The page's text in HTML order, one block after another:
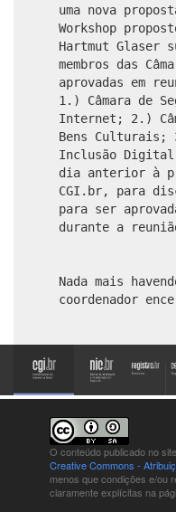
uma nova
Workshop
Hartmut Glaser
membros das
aprovadas em
1.) Câmara de
Internet; 2.)
Bens Culturais;
Inclusão
dia anterior à
CGI.br, para
para ser
durante a
Nada mais
coordenador
O conteúdo publicado no
Creative Commons -
menos que condições e/ou
claramente explícitas na